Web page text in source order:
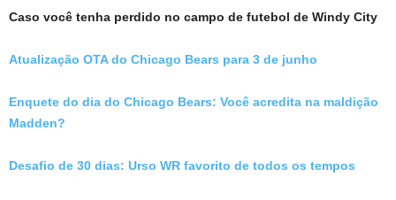
Caso você tenha perdido no campo de futebol de Windy City
Atualização OTA do Chicago Bears para 3 de junho
Enquete do dia do Chicago Bears: Você acredita na maldição
Madden?
Desafio de 30 dias: Urso WR favorito de todos os tempos